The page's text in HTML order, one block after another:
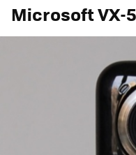
Microsoft VX-